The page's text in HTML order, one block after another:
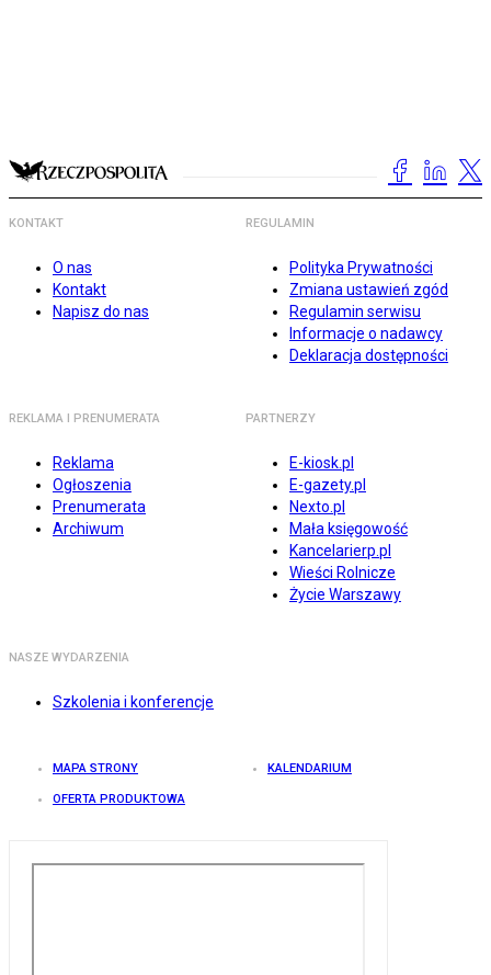
KONTAKT
O nas
Kontakt
Napisz do nas
REGULAMIN
Polityka Prywatności
Zmiana ustawień zgód
Regulamin serwisu
Informacje o nadawcy
Deklaracja dostępności
REKLAMA I PRENUMERATA
Reklama
Ogłoszenia
Prenumerata
Archiwum
PARTNERZY
E-kiosk.pl
E-gazety.pl
Nexto.pl
Mała księgowość
Kancelarierp.pl
Wieści Rolnicze
Życie Warszawy
NASZE WYDARZENIA
Szkolenia i konferencje
MAPA STRONY KALENDARIUM
OFERTA PRODUKTOWA